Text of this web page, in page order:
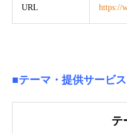
URL https://
■テーマ ・提供サービス
テ